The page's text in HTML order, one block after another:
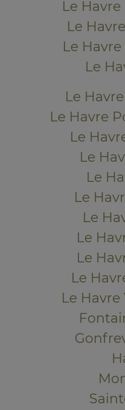
Le
Le
Le
Le
Le
Le Havre
Le
Le
Le
Le
Le
Le
Le
Le
Le